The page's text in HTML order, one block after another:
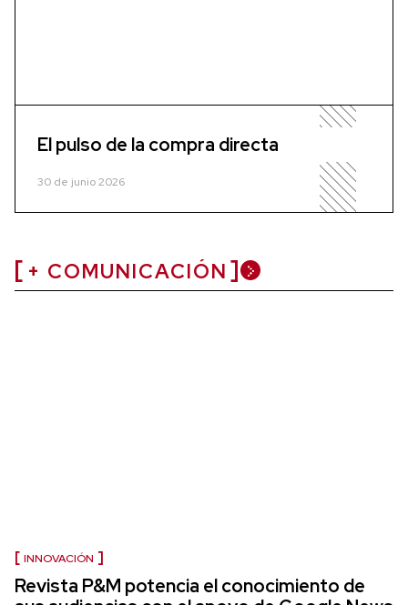
El pulso de la compra directa
30 de junio 2026
+ COMUNICACIÓN
INNOVACIÓN
Revista P&M potencia el conocimiento de